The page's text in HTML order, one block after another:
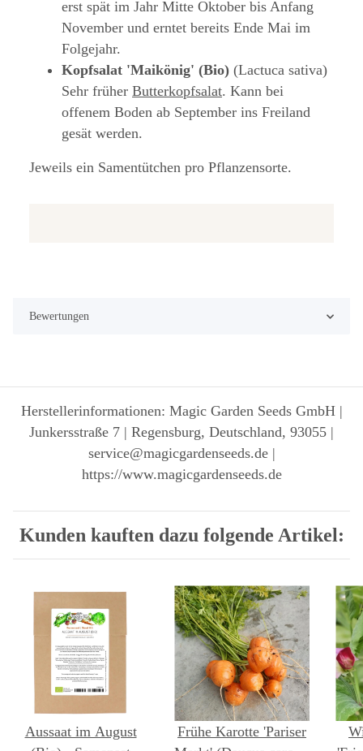
erst spät im Jahr Mitte Oktober bis Anfang
November und erntet bereits Ende Mai im
Folgejahr.
Kopfsalat 'Maikönig' (Bio) (Lactuca sativa)
Sehr früher Butterkopfsalat. Kann bei
offenem Boden ab September ins Freiland
gesät werden.
Jeweils ein Samentütchen pro Pflanzensorte.
Bewertungen
Herstellerinformationen: Magic Garden Seeds GmbH |
Junkersstraße 7 | Regensburg, Deutschland, 93055 |
service@magicgardenseeds.de |
https://www.magicgardenseeds.de
Kunden kauften dazu folgende Artikel:
Aussaat im August
Frühe Karotte 'Pariser